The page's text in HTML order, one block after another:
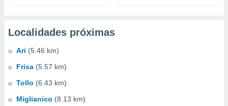
Localidades próximas
Ari (5.46 km)
Frisa (5.57 km)
Tollo (6.43 km)
Miglianico (8.13 km)